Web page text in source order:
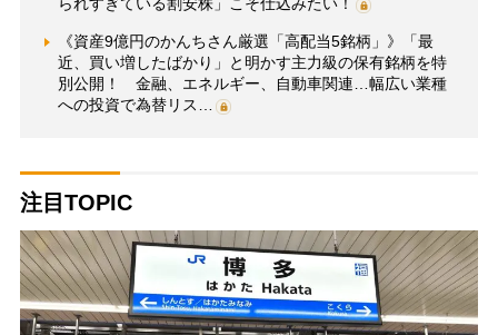
《資産9億円のかんちさん厳選「高配当5銘柄」》「最
近、買い増したばかり」と明かす主力級の保有銘柄を特
別公開！ 金融、エネルギー、自動車関連…幅広い業種
への投資で為替リス…
注目TOPIC